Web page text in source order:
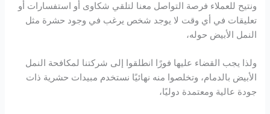
ونتيح للعملاء فرصة التواصل معنا لتلقي شكاوى أو استفسارات أو
تعليقات في أي وقت لا يوجد شخص يرغب في وجود حشرة مثل
النمل الأبيض حوله،
ولذا يجب القضاء عليها فورًا انطلقوا إلى شركتنا لمكافحة النمل
الأبيض بالدمام، وتخلصوا منه نهائيًا نستخدم مبيدات حشرية ذات
جودة عالية ومعتمدة دوليًا،